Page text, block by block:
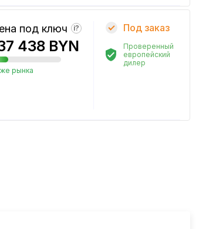
под ключ ?
438 BYN
рынка
Под заказ
Проверенный
европейский
дилер